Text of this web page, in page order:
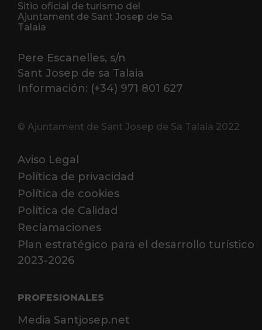
Sitio oficial de turismo del
Ajuntament de Sant Josep de Sa
Talaia
Pere Escanelles, s/n
Sant Josep de sa Talaia
Información: (+34) 971 801 627
© Ajuntament de Sant Josep de Sa Talaia 2022
Aviso Legal
Política de privacidad
Política de cookies
Política de Calidad
Reclamaciones
Plan estratégico para el desarrollo turístico
2023-2026
PROFESIONALES
Media Santjosep.net